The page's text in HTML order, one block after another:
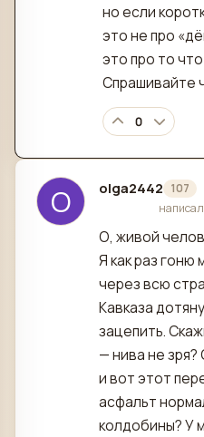
но если
это не про
это про то
Спрашивайте
0
O olga2442 107
О, живой
Я как раз гоню
через всю
Кавказа
зацепить.
— нива не
и вот этот
асфальт
колдобины? У